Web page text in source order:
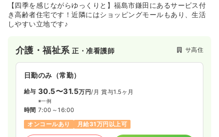
【四季を感じながらゆっくりと】福島市鎌田にあるサービス付
き高齢者住宅です！近隣にはショッピングモールもあり、生活
しやすい立地です♪
介護・福祉系正・准看護師 サ高住
日勤のみ（常勤）
給与 30.5〜31.5万円/月 賞与1.5ヶ月
※一例
時間 7:00～16:00
オンコールあり
月給31万円以上可